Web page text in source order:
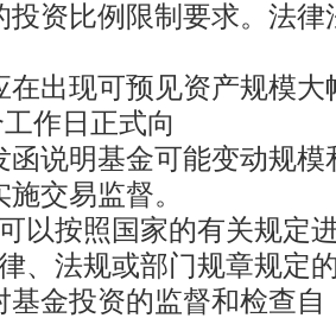
投资比例限制要求。法
在出现可预见资产规模大
作日正式向
函说明基金可能变动规模
交易监督。
可以按照国家的有关规定
律、法规或部门规章规定
基金投资的监督和检查自